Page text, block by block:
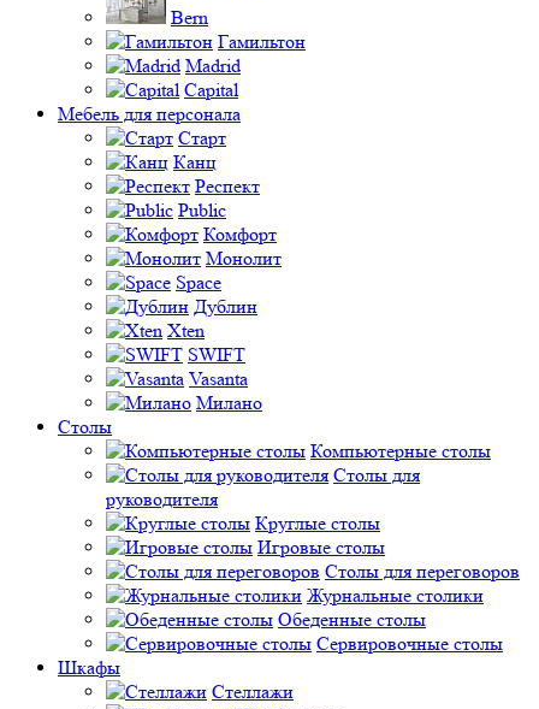
Bern
Гамильтон
Madrid
Capital
Мебель для персонала
Старт
Канц
Респект
Public
Комфорт
Монолит
Space
Дублин
Xten
SWIFT
Vasanta
Милано
Столы
Компьютерные столы
Столы для
руководителя
Круглые столы
Игровые столы
Столы для переговоров
Журнальные столики
Обеденные столы
Сервировочные столы
Шкафы
Стеллажи